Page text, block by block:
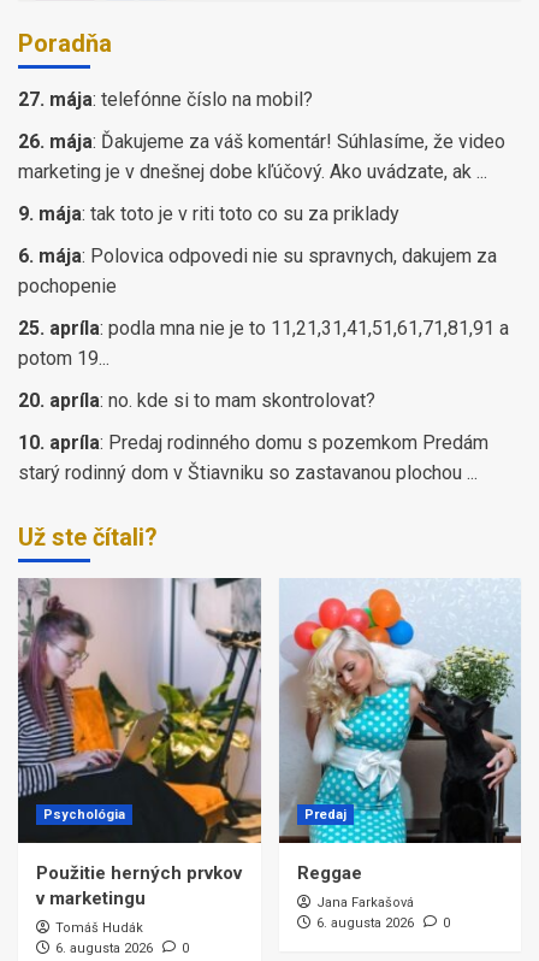
Poradňa
27. mája: telefónne číslo na mobil?
26. mája: Ďakujeme za váš komentár! Súhlasíme, že video
marketing je v dnešnej dobe kľúčový. Ako uvádzate, ak ...
9. mája: tak toto je v riti toto co su za priklady
6. mája: Polovica odpovedi nie su spravnych, dakujem za
pochopenie
25. apríla: podla mna nie je to 11,21,31,41,51,61,71,81,91 a
potom 19...
20. apríla: no. kde si to mam skontrolovat?
10. apríla: Predaj rodinného domu s pozemkom Predám
starý rodinný dom v Štiavniku so zastavanou plochou ...
Už ste čítali?
Psychológia
Použitie herných prvkov
v marketingu
Tomáš Hudák
6. augusta 2026
0
Predaj
Reggae
Jana Farkašová
6. augusta 2026
0